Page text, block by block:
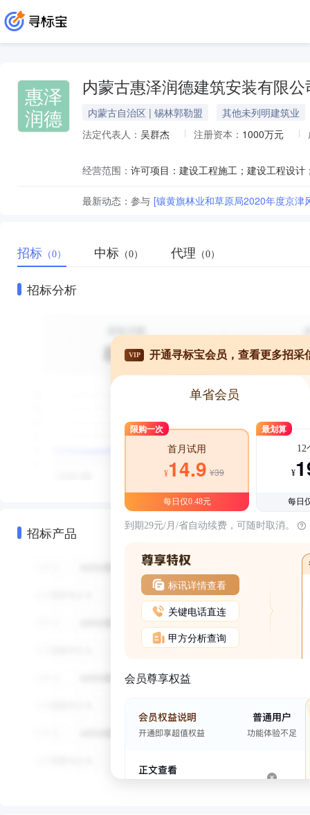
惠泽
润德
内蒙古惠泽润德建筑安装有限公
内蒙古自治区 | 锡林郭勒盟
其他未列明建筑业
法定代表人： 吴群杰 注册资本： 1000万元
经营范围：
最新动态： 参与 [镶黄旗林业和草原局2020年度京
招标 （0） 中标 （0） 代理 （0）
招标分析
招标产品
VIP 开通寻标宝会员，查看更多招采
单省会员
限购一次
首月试用
¥14.9 ¥39
每日仅0.48元
最划算
12
¥
每日
到期29元/月/省自动续费，可随时取消。
标讯详情查看
关键电话直连
甲方分析查询
会员尊享权益